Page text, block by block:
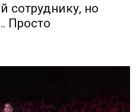
сотруднику, но
Просто